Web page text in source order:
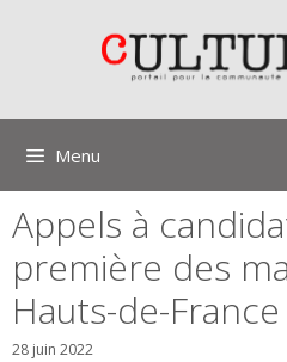
Menu
Appels à
première des
Hauts-de-France
28 juin 2022